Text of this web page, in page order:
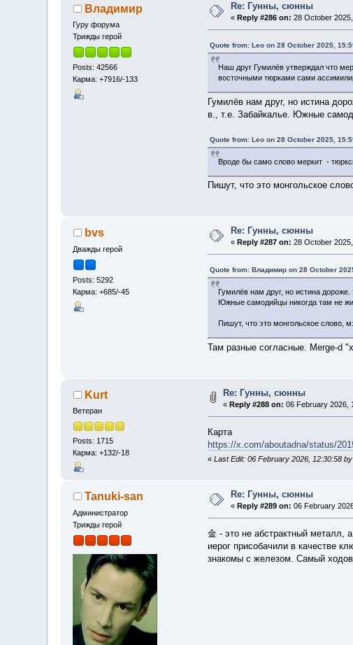
Владимир
Гуру форума
Трижды герой
Posts: 42566
Карма: +7916/-133
Re: Гунны, сюнны
« Reply #286 on: 28 October
Quote from: Leo on 28 October 2025,
Наш друг Гумилёв утверждал что
восточными тюрками сами
Гумилёв нам друг, но истина
в., т.е. Забайкалье. Южные
Quote from: Leo on 28 October 2025,
Вроде бы само слово меркит -
Пишут, что это монгольское
bvs
Дважды герой
Posts: 5292
Карма: +685/-45
Re: Гунны, сюнны
« Reply #287 on: 28 October
Quote from: Владимир on 28 October
Гумилёв нам друг, но истина
Южные самодийцы никогда там не
Пишут, что это монгольское слово,
Там разные согласные. Merge-d
Kurt
Ветеран
Posts: 1715
Карма: +132/-18
Re: Гунны, сюнны
« Reply #288 on: 06 February 2026,
Карта
https://x.com/aboutadna/status/
«Last Edit: 06 February 2026, 12:30:58
Tanuki-san
Администратор
Трижды герой
Re: Гунны, сюнны
« Reply #289 on: 06 February
金 - это не абстрактный металл,
иерог присобачили в качестве
знакомы с железом. Самый